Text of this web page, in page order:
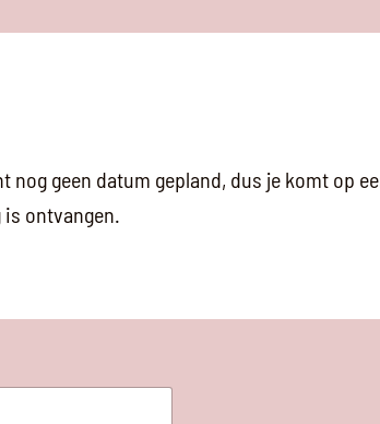
geen datum gepland, dus je komt op
ontvangen.